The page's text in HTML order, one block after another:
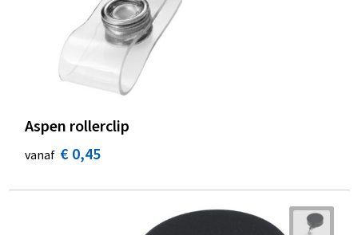
Aspen rollerclip
vanaf € 0,45